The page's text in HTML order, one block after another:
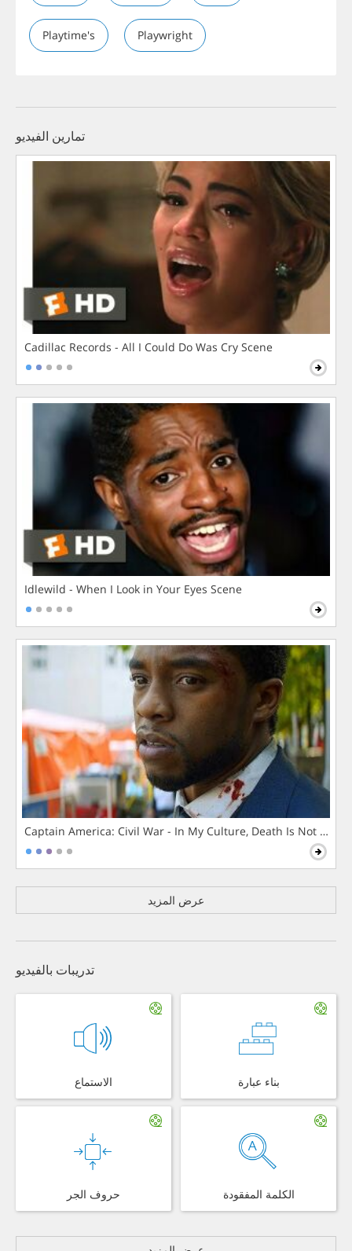
Playtime's Playwright
تمارين الفيديو
Cadillac Records - All I Could Do Was Cry Scene
Idlewild - When I Look in Your Eyes Scene
Captain America: Civil War - In My Culture, Death Is Not The
عرض المزيد
تدريبات بالفيديو
الاستماع بناء عبارة
حروف الجر الكلمة المفقودة